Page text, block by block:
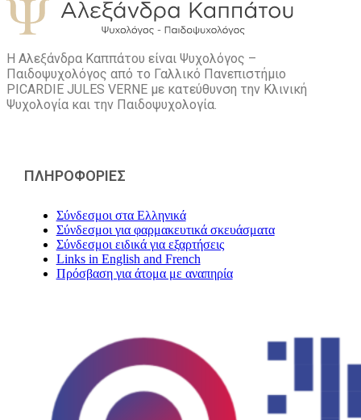
Η Αλεξάνδρα Καππάτου είναι Ψυχολόγος –
Παιδοψυχολόγος από το Γαλλικό Πανεπιστήμιο
PICARDIE JULES VERNE με κατεύθυνση την Kλινική
Ψυχολογία και την Παιδοψυχολογία.
ΠΛΗΡΟΦΟΡΙΕΣ
Σύνδεσμοι στα Ελληνικά
Σύνδεσμοι για φαρμακευτικά σκευάσματα
Σύνδεσμοι ειδικά για εξαρτήσεις
Links in English and French
Πρόσβαση για άτομα με αναπηρία